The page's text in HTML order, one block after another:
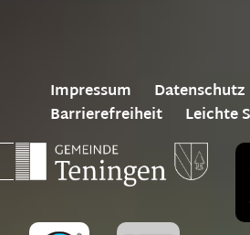
Impressum Datenschutz
Barrierefreiheit
Leichte